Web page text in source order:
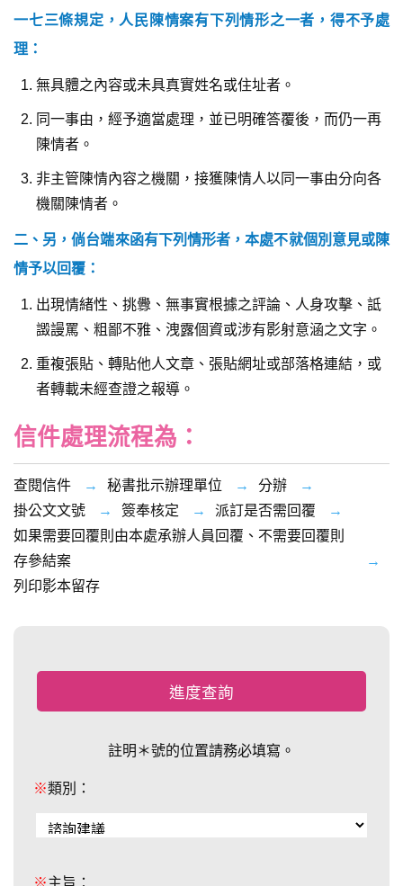
一七三條規定，人民陳情案有下列情形之一者，得不予處
理：
無具體之內容或未具真實姓名或住址者。
同一事由，經予適當處理，並已明確答覆後，而仍一再
陳情者。
非主管陳情內容之機關，接獲陳情人以同一事由分向各
機關陳情者。
二、另，倘台端來函有下列情形者，本處不就個別意見或陳
情予以回覆：
出現情緒性、挑釁、無事實根據之評論、人身攻擊、詆
譭謾罵、粗鄙不雅、洩露個資或涉有影射意涵之文字。
重複張貼、轉貼他人文章、張貼網址或部落格連結，或
者轉載未經查證之報導。
信件處理流程為：
查閱信件 秘書批示辦理單位
分辦
掛公文文號
簽奉核定
派訂是否需回覆
如果需要回覆則由本處承辦人員回覆、不需要回覆則
存參結案
列印影本留存
註明＊號的位置請務必填寫。
※類別：
※主旨：